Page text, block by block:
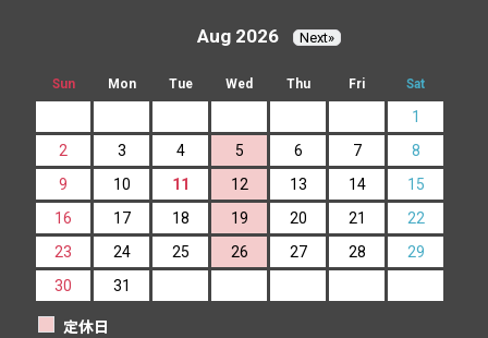
Aug 2026 Next»
Sun Mon Tue Wed Thu Fri Sat
1
2
3 4 5 6 7
8
9
10 11 12 13 14
15
16
17 18 19 20 21
22
23
24 25 26 27 28
29
30
31
定休日